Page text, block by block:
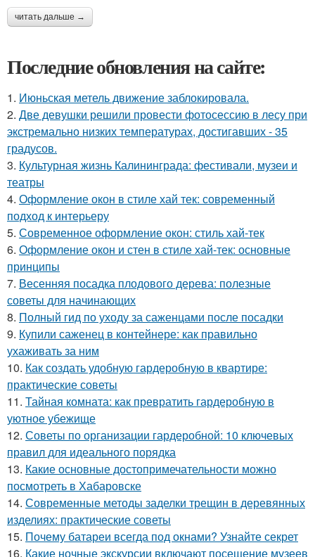
читать дальше →
Последние обновления на сайте:
1. Июньская метель движение заблокировала.
2. Две девушки решили провести фотосессию в лесу при
экстремально низких температурах, достигавших - 35
градусов.
3. Культурная жизнь Калининграда: фестивали, музеи и
театры
4. Оформление окон в стиле хай тек: современный
подход к интерьеру
5. Современное оформление окон: стиль хай-тек
6. Оформление окон и стен в стиле хай-тек: основные
принципы
7. Весенняя посадка плодового дерева: полезные
советы для начинающих
8. Полный гид по уходу за саженцами после посадки
9. Купили саженец в контейнере: как правильно
ухаживать за ним
10. Как создать удобную гардеробную в квартире:
практические советы
11. Тайная комната: как превратить гардеробную в
уютное убежище
12. Советы по организации гардеробной: 10 ключевых
правил для идеального порядка
13. Какие основные достопримечательности можно
посмотреть в Хабаровске
14. Современные методы заделки трещин в деревянных
изделиях: практические советы
15. Почему батареи всегда под окнами? Узнайте секрет
16. Какие ночные экскурсии включают посещение музеев